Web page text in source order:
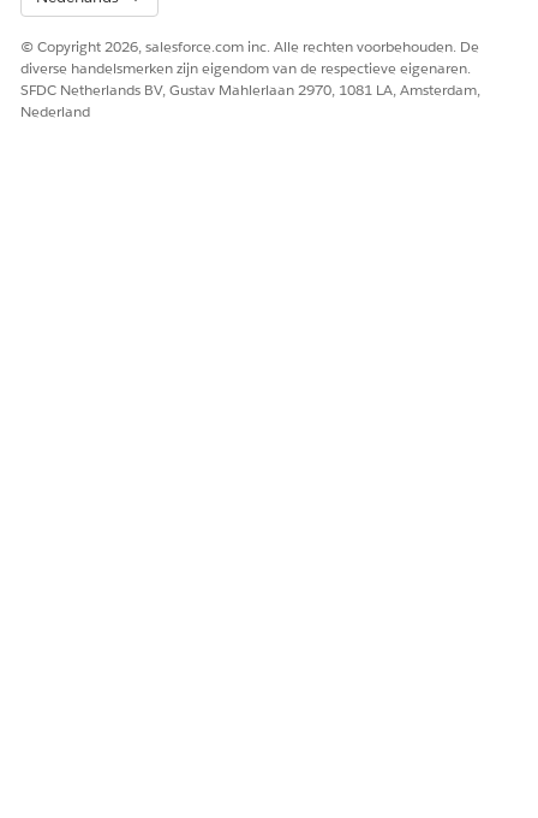
© Copyright 2026, salesforce.com inc. Alle rechten voorbehouden. De
diverse handelsmerken zijn eigendom van de respectieve eigenaren.
SFDC Netherlands BV, Gustav Mahlerlaan 2970, 1081 LA, Amsterdam,
Nederland